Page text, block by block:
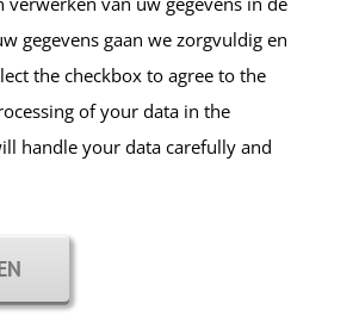
gegevens gaan we zorgvuldig en
the checkbox to agree to the
of your data in the
handle your data carefully and